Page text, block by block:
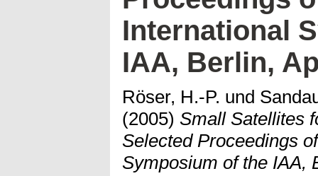
International
IAA, Berlin,
Röser, H.-P. und
(2005) Small Satellites
Selected Proceedings
Symposium of the IAA,